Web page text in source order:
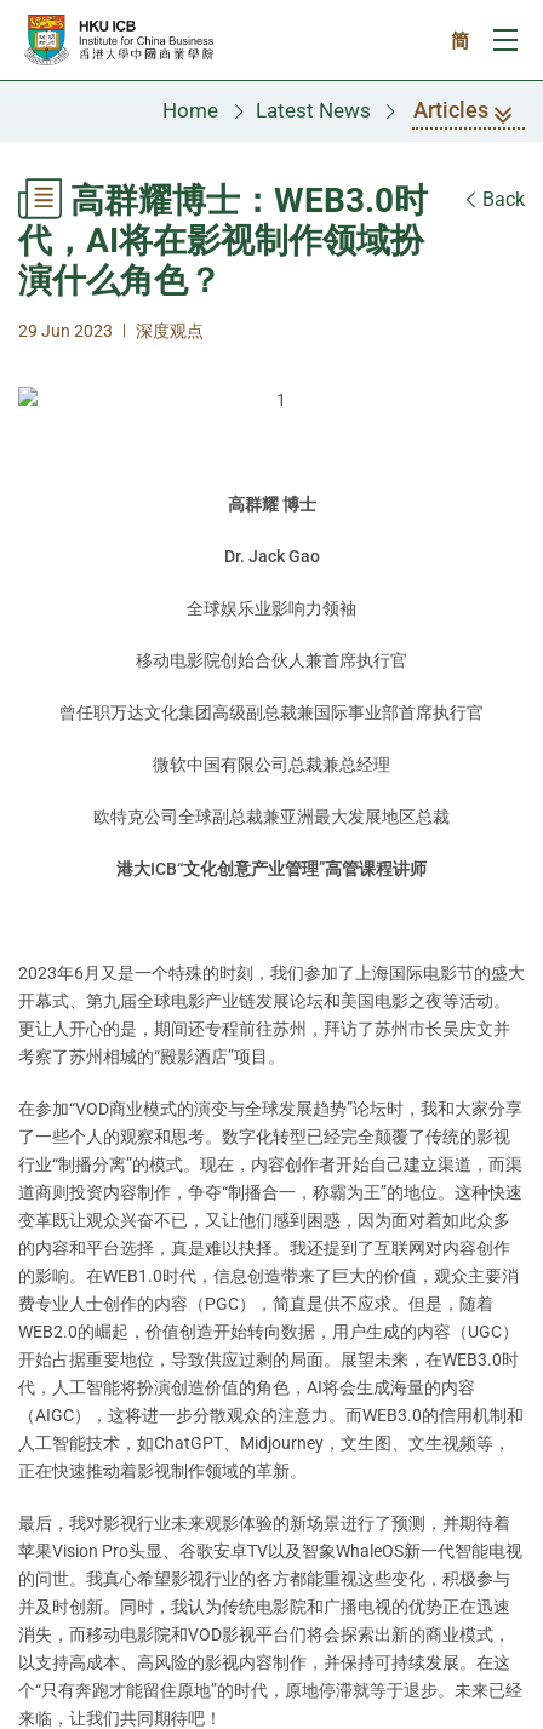
Skip to main content
简
Home Latest News Articles
高群耀博士：WEB3.0时
代，AI将在影视制作领域扮
演什么角色？
Back
29 Jun 2023 | 深度观点
高群耀 博士
Dr. Jack Gao
全球娱乐业影响力领袖
移动电影院创始合伙人兼首席执行官
曾任职万达文化集团高级副总裁兼国际事业部首席执行官
微软中国有限公司总裁兼总经理
欧特克公司全球副总裁兼亚洲最大发展地区总裁
港大ICB“文化创意产业管理”高管课程讲师
2023年6月又是一个特殊的时刻，我们参加了上海国际电影节的盛大
开幕式、第九届全球电影产业链发展论坛和美国电影之夜等活动。
更让人开心的是，期间还专程前往苏州，拜访了苏州市长吴庆文并
考察了苏州相城的“殿影酒店”项目。
在参加“VOD商业模式的演变与全球发展趋势”论坛时，我和大家分享
了一些个人的观察和思考。数字化转型已经完全颠覆了传统的影视
行业“制播分离”的模式。现在，内容创作者开始自己建立渠道，而渠
道商则投资内容制作，争夺“制播合一，称霸为王”的地位。这种快速
变革既让观众兴奋不已，又让他们感到困惑，因为面对着如此众多
的内容和平台选择，真是难以抉择。我还提到了互联网对内容创作
的影响。在WEB1.0时代，信息创造带来了巨大的价值，观众主要消
费专业人士创作的内容（PGC），简直是供不应求。但是，随着
WEB2.0的崛起，价值创造开始转向数据，用户生成的内容（UGC）
开始占据重要地位，导致供应过剩的局面。展望未来，在WEB3.0时
代，人工智能将扮演创造价值的角色，AI将会生成海量的内容
（AIGC），这将进一步分散观众的注意力。而WEB3.0的信用机制和
人工智能技术，如ChatGPT、Midjourney，文生图、文生视频等，
正在快速推动着影视制作领域的革新。
最后，我对影视行业未来观影体验的新场景进行了预测，并期待着
苹果Vision Pro头显、谷歌安卓TV以及智象WhaleOS新一代智能电视
的问世。我真心希望影视行业的各方都能重视这些变化，积极参与
并及时创新。同时，我认为传统电影院和广播电视的优势正在迅速
消失，而移动电影院和VOD影视平台们将会探索出新的商业模式，
以支持高成本、高风险的影视内容制作，并保持可持续发展。在这
个“只有奔跑才能留住原地”的时代，原地停滞就等于退步。未来已经
来临，让我们共同期待吧！